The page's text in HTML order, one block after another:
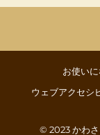
お使い
ウェブアクセシ
© 2023 かわ